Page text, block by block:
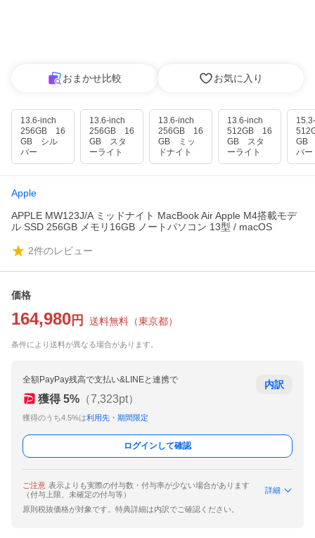
おまかせ比較 お気に入り
13.6-inch
256GB 16
GB シル
バー
13.6-inch
256GB 16
GB スタ
ーライト
13.6-inch
256GB 16
GB ミッ
ドナイト
13.6-inch
512GB 16
GB スタ
ーライト
GB
バー
Apple
APPLE MW123J/A ミッドナイト MacBook Air Apple M4搭載モデ
ル SSD 256GB メモリ16GB ノートパソコン 13型 / macOS
2件のレビュー
価格
164,980 円 送料無料 （東京都）
条件により送料が異なる場合があります。
全額PayPay残高で支払い&LINEと連携で
獲得 5% （7,323pt）
獲得のうち4.5%は利用先・期間限定
内訳
ログインして確認
ご注意 表示よりも実際の付与数・付与率が少ない場合があります
（付与上限、未確定の付与等）
詳細
原則税抜価格が対象です。特典詳細は内訳でご確認ください。